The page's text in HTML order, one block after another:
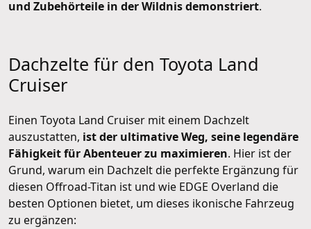
und Zubehörteile in der Wildnis demonstriert.
Dachzelte für den Toyota Land
Cruiser
Einen Toyota Land Cruiser mit einem Dachzelt
auszustatten, ist der ultimative Weg, seine legendäre
Fähigkeit für Abenteuer zu maximieren. Hier ist der
Grund, warum ein Dachzelt die perfekte Ergänzung für
diesen Offroad-Titan ist und wie EDGE Overland die
besten Optionen bietet, um dieses ikonische Fahrzeug
zu ergänzen: